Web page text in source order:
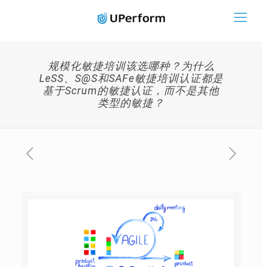
规模化敏捷培训该选哪种？为什么
LeSS、S@S和SAFe敏捷培训认证都是
基于Scrum的敏捷认证，而不是其他
类型的敏捷？